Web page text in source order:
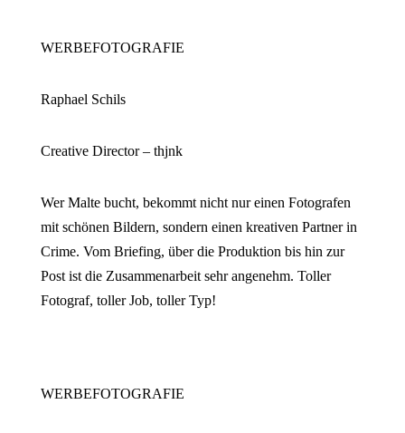
WERBEFOTOGRAFIE
Raphael Schils
Creative Director – thjnk
Wer Malte bucht, bekommt nicht nur einen Fotografen
mit schönen Bildern, sondern einen kreativen Partner in
Crime. Vom Briefing, über die Produktion bis hin zur
Post ist die Zusammenarbeit sehr angenehm. Toller
Fotograf, toller Job, toller Typ!
WERBEFOTOGRAFIE